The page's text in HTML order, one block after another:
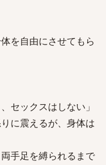
を自由にさせてもら
セックスはしない」
に震えるが、身体は
手足を縛られるまで